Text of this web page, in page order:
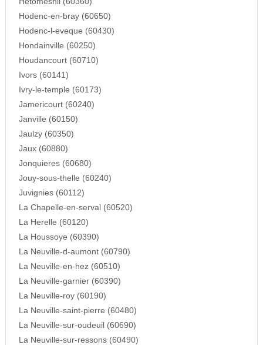
Hodenc-en-bray (60650)
Hodenc-l-eveque (60430)
Hondainville (60250)
Houdancourt (60710)
Ivors (60141)
Ivry-le-temple (60173)
Jamericourt (60240)
Janville (60150)
Jaulzy (60350)
Jaux (60880)
Jonquieres (60680)
Jouy-sous-thelle (60240)
Juvignies (60112)
La Chapelle-en-serval (60520)
La Herelle (60120)
La Houssoye (60390)
La Neuville-d-aumont (60790)
La Neuville-en-hez (60510)
La Neuville-garnier (60390)
La Neuville-roy (60190)
La Neuville-saint-pierre (60480)
La Neuville-sur-oudeuil (60690)
La Neuville-sur-ressons (60490)